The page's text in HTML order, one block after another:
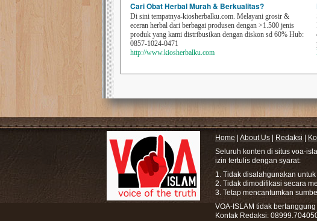
Cari Obat Herbal Murah & Berkualitas?
Di sini tempatnya-kiosherbalku.com. Melayani grosir &
eceran herbal dari berbagai produsen dengan >1.500 jenis
produk yang kami distribusikan dengan diskon sd 60% Hub:
0857-1024-0471
http://www.kiosherbalku.com
Home About Us Redaksi
Seluruh konten di situs voa-
izin tertulis dengan syarat:
1. Tidak disalahgunakan
2. Tidak dimodifikasi secara
3. Tetap mencantumkan
VOA-ISLAM tidak
Kontak Redaksi: